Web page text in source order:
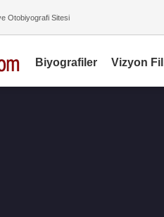
Otobiyografi Sitesi
Biyografiler Vizyon